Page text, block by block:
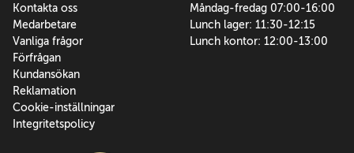
Kontakta oss
Medarbetare
Vanliga frågor
Förfrågan
Kundansökan
Reklamation
Cookie-inställningar
Integritetspolicy
Måndag-fredag 07:00-16:00
Lunch lager: 11:30-12:15
Lunch kontor: 12:00-13:00